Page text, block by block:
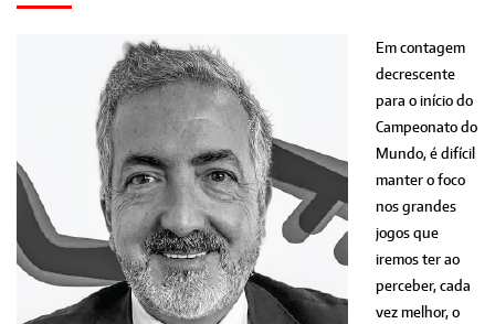
Em contagem
decrescente
para o início do
Campeonato do
Mundo, é difícil
manter o foco
nos grandes
jogos que
iremos ter ao
perceber, cada
vez melhor, o